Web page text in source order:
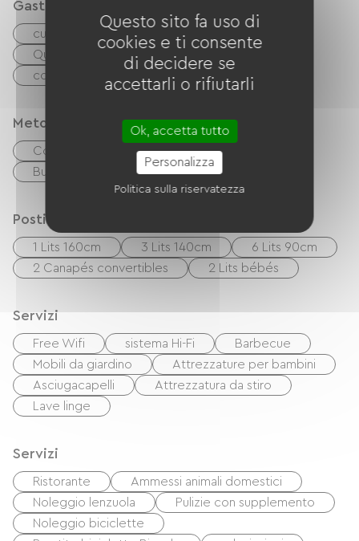
Gastronomia
cucinino cuisinière
Quattro
Cappa
congélateur
Metodi di pagamento
Controlli
contanti
Buoni vacanza (ANCV)
Trasferimento
Posti letto
1 Lits 160cm 3 Lits 140cm
6 Lits 90cm
2 Canapés convertibles
2 Lits bébés
Servizi
Free Wifi sistema Hi-Fi
Barbecue
Mobili da giardino
Attrezzature per bambini
Asciugacapelli
Attrezzatura da stiro
Lave linge
Servizi
Ristorante
Ammessi animali domestici
Noleggio lenzuola
Pulizie con supplemento
Noleggio biciclette
Questo sito fa uso di
cookies e ti consente
di decidere se
accettarli o rifiutarli
Ok, accetta tutto
Personalizza
Politica sulla riservatezza